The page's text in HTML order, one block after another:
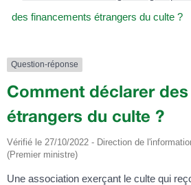
des financements étrangers du culte ?
Question-réponse
Comment déclarer
étrangers du culte ?
Vérifié le 27/10/2022 - Direction de
(Premier ministre)
Une association exerçant le culte qui